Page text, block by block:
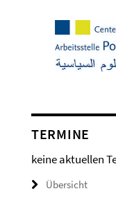
TERMINE
keine aktuellen
Übersicht